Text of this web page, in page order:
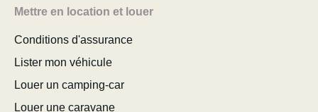
Mettre en location et louer
Conditions d'assurance
Lister mon véhicule
Louer un camping-car
Louer une caravane